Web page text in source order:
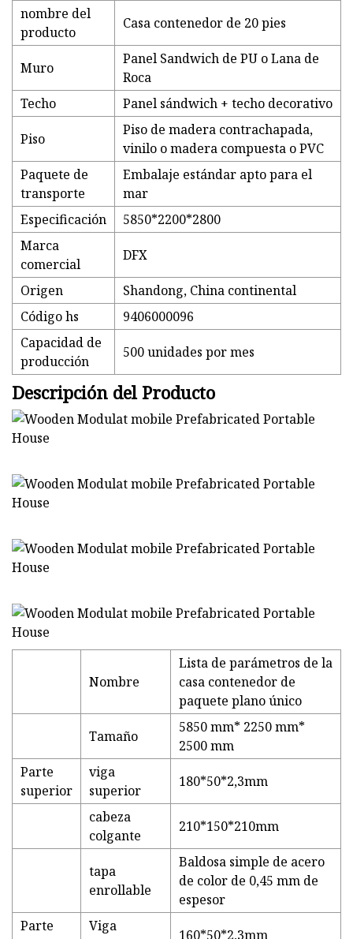
nombre del
producto
Casa contenedor de 20 pies
Muro
Panel Sandwich de PU o Lana de
Roca
Techo
Panel sándwich + techo decorativo
Piso
Piso de madera contrachapada,
vinilo o madera compuesta o PVC
Paquete de
transporte
Embalaje estándar apto para el
mar
Especificación
5850*2200*2800
Marca
comercial
DFX
Origen
Shandong, China continental
Código hs
9406000096
Capacidad de
producción
500 unidades por mes
Descripción del Producto
Nombre
Lista de parámetros de la
casa contenedor de
paquete plano único
Tamaño
5850 mm* 2250 mm*
2500 mm
Parte
superior
viga
superior
180*50*2,3mm
cabeza
colgante
210*150*210mm
tapa
enrollable
Baldosa simple de acero
de color de 0,45 mm de
espesor
Parte
Viga
160*50*2,3mm